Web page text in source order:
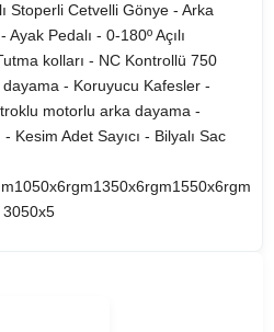
Stoperli Cetvelli Gönye - Arka
Pedalı - 0-180º Açılı
kolları - NC Kontrollü 750
- Koruyucu Kafesler -
motorlu arka dayama -
- Kesim Adet Sayıcı - Bilyalı Sac